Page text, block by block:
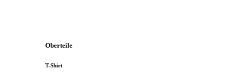
Oberteile
T-Shirt